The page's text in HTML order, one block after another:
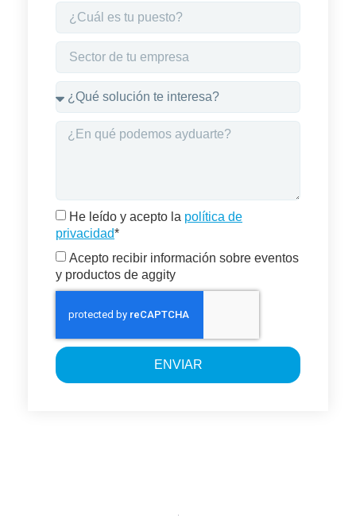
He leído y acepto la política de
privacidad*
Acepto recibir información sobre eventos
y productos de aggity
ENVIAR